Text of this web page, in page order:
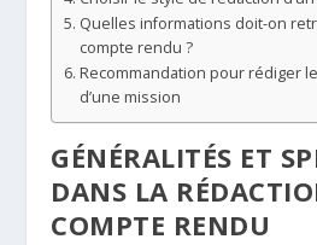
Quelles informations doit-on
compte rendu ?
Recommandation pour rédiger
d’une mission
GÉNÉRALITÉS ET
DANS LA
COMPTE RENDU